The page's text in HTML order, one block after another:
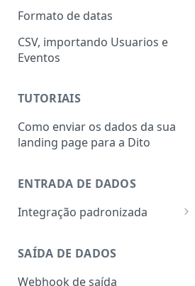
Formato de datas
CSV, importando Usuarios e
Eventos
TUTORIAIS
Como enviar os dados da sua
landing page para a Dito
ENTRADA DE DADOS
Integração padronizada
View padrão de banco de
E-commerce
VTEX
SAÍDA DE DADOS
Webhook de saída